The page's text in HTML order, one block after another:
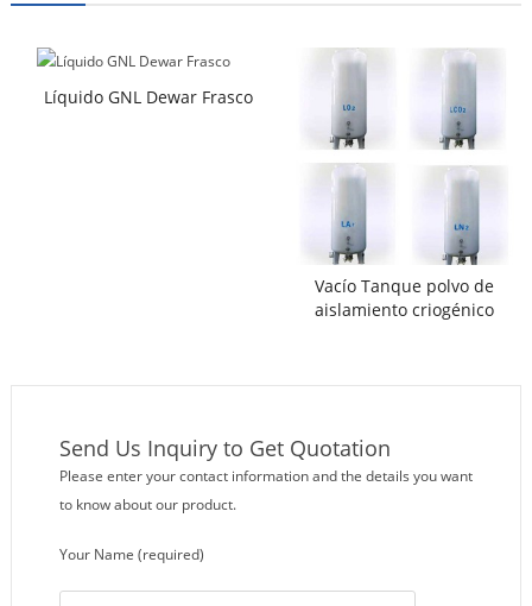
Líquido GNL Dewar Frasco
Vacío Tanque polvo de
aislamiento criogénico
Send Us Inquiry to Get Quotation
Please enter your contact information and the details you want
to know about our product.
Your Name (required)